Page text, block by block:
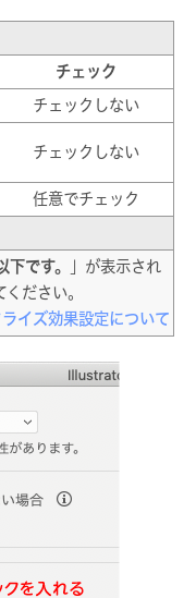
チェック
チェックしない
チェックしない
任意でチェック
です。
」が表示され
ださい。
ライズ効果設定について